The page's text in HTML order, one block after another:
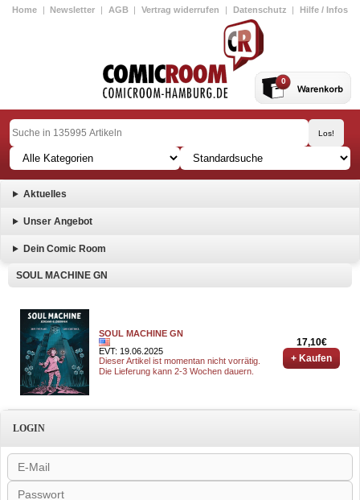
Home | Newsletter | AGB | Vertrag widerrufen | Datenschutz | Hilfe / Infos
0
Aktuelles
Unser Angebot
Dein Comic Room
SOUL MACHINE GN
SOUL MACHINE GN
EVT: 19.06.2025
Dieser Artikel ist momentan nicht vorrätig.
Die Lieferung kann 2-3 Wochen dauern.
17,10€
+ Kaufen
LOGIN